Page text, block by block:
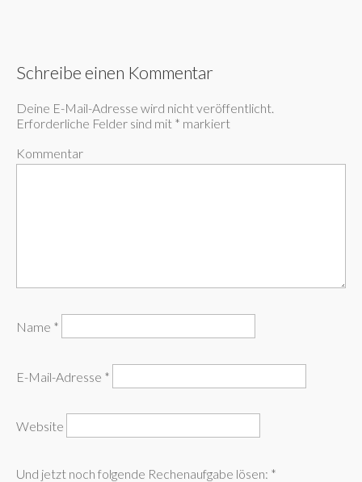
Schreibe einen Kommentar
Deine E-Mail-Adresse wird nicht veröffentlicht.
Erforderliche Felder sind mit * markiert
Kommentar
Name *
E-Mail-Adresse *
Website
Und jetzt noch folgende Rechenaufgabe lösen: *